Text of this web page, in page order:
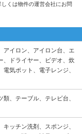
くは物件の運営会社にお問
アイロン、アイロン台、エ
、ドライヤー、ビデオ、炊
気ポット、電子レンジ、
、テーブル、テレビ台、
ッチン洗剤、スポンジ、